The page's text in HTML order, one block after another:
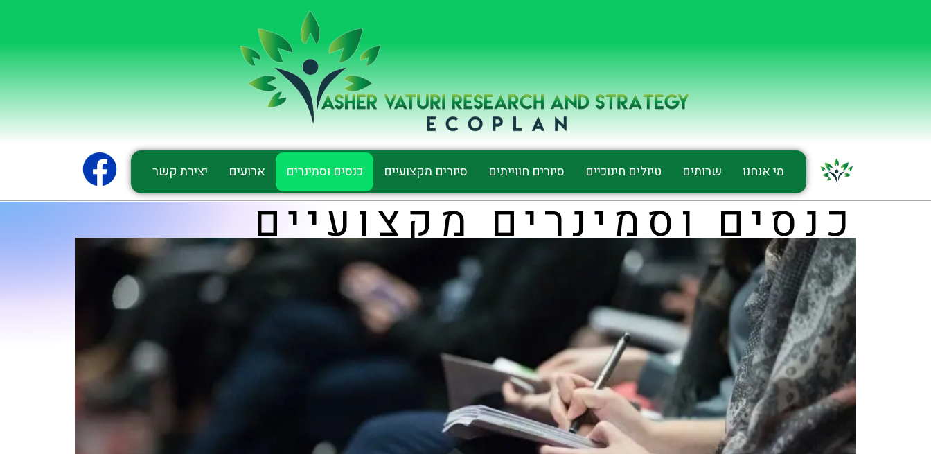
מי אנחנו שרותים טיולים חינוכיים סיורים חווייתים סיורים מקצועיים כנסים וסמינרים ארועים יצירת קשר
כנסים וסמינרים מקצועיים